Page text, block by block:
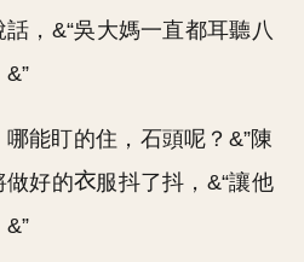
，&“吳大媽一直都耳聽八
哪能盯的住，石頭呢？&”陳
做好的
服抖了抖，&“讓他
&”